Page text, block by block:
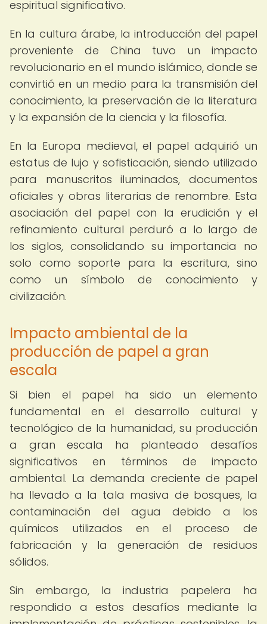
espiritual significativo.
En la cultura árabe, la introducción del papel
proveniente de China tuvo un impacto
revolucionario en el mundo islámico, donde se
convirtió en un medio para la transmisión del
conocimiento, la preservación de la literatura
y la expansión de la ciencia y la filosofía.
En la Europa medieval, el papel adquirió un
estatus de lujo y sofisticación, siendo utilizado
para manuscritos iluminados, documentos
oficiales y obras literarias de renombre. Esta
asociación del papel con la erudición y el
refinamiento cultural perduró a lo largo de
los siglos, consolidando su importancia no
solo como soporte para la escritura, sino
como un símbolo de conocimiento y
civilización.
Impacto ambiental de la
producción de papel a gran
escala
Si bien el papel ha sido un elemento
fundamental en el desarrollo cultural y
tecnológico de la humanidad, su producción
a gran escala ha planteado desafíos
significativos en términos de impacto
ambiental. La demanda creciente de papel
ha llevado a la tala masiva de bosques, la
contaminación del agua debido a los
químicos utilizados en el proceso de
fabricación y la generación de residuos
sólidos.
Sin embargo, la industria papelera ha
respondido a estos desafíos mediante la